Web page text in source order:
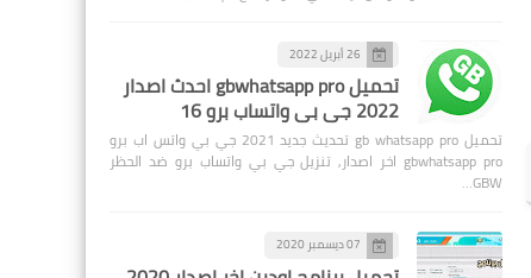
26 أبريل 2022
تحميل gbwhatsapp pro احدث اصدار
2022 جي بي واتساب برو 16
تحميل gb whatsapp pro تحديث جديد 2021 جي بي واتس اب برو
gbwhatsapp pro اخر اصدار, تنزيل جي بي واتساب برو ضد الحظر
GBW…
07 ديسمبر 2020